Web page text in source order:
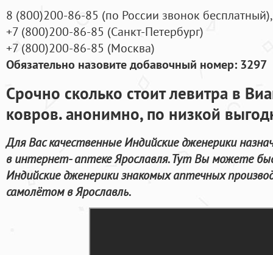
8 (800)200-86-85 (по России звонок бесплатный),
+7 (800)200-86-85 (Санкт-Петербург)
+7 (800)200-86-85 (Москва)
Обязательно назовите добавочный номер: 3297
Срочно сколько стоит левитра в
ковров. анонимно, по низкой
Для Вас качественные Индийские дженерики
в интернет- аптеке Ярославля. Тут Вы можете
Индийские дженерики знакомых аптечных
самолётом в Ярославль.